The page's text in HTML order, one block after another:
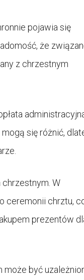
pojawia się
że
z chrzestnym
się różnić,
W
ceremonii chrztu,
prezentów
być